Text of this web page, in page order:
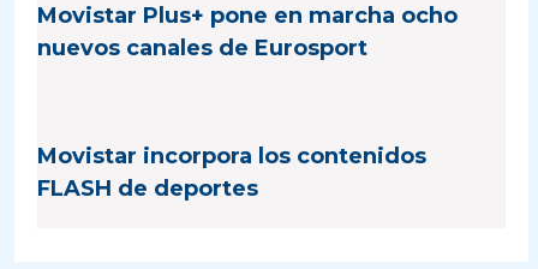
Movistar Plus+ pone en marcha ocho
nuevos canales de Eurosport
Movistar incorpora los contenidos
FLASH de deportes